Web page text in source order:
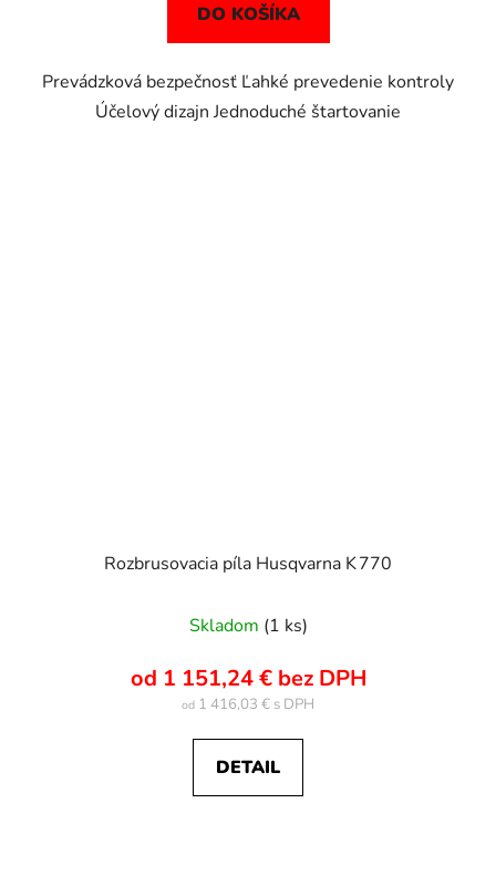
DO KOŠÍKA
Prevádzková bezpečnosť Ľahké prevedenie kontroly
Účelový dizajn Jednoduché štartovanie
Rozbrusovacia píla Husqvarna K 770
Skladom (1 ks)
od 1 151,24 € bez DPH
od 1 416,03 €
DETAIL